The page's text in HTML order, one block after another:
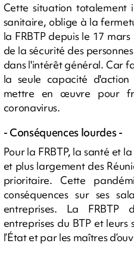
Cette situation totalement
sanitaire, oblige à la
la FRBTP depuis le 17
de la sécurité des
dans l'intérêt général. Car
la seule capacité
mettre en œuvre pour
coronavirus.
- Conséquences lourdes -
Pour la FRBTP, la santé et
et plus largement des
prioritaire. Cette
conséquences sur ses
entreprises. La
entreprises du BTP et leurs
l’État et par les maîtres